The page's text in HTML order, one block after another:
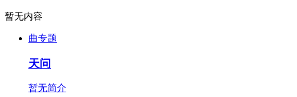
暂无内容
曲专题
天问
暂无简介